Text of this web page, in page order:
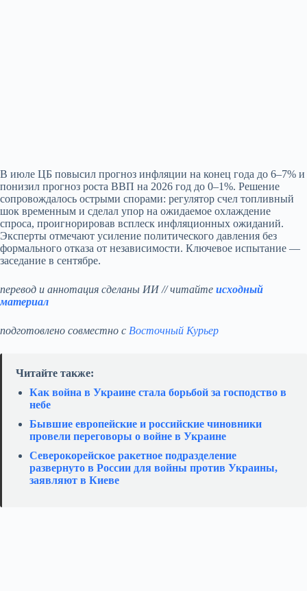
В июле ЦБ повысил прогноз инфляции на конец года до 6–7% и
понизил прогноз роста ВВП на 2026 год до 0–1%. Решение
сопровождалось острыми спорами: регулятор счел топливный
шок временным и сделал упор на ожидаемое охлаждение
спроса, проигнорировав всплеск инфляционных ожиданий.
Эксперты отмечают усиление политического давления без
формального отказа от независимости. Ключевое испытание —
заседание в сентябре.
перевод и аннотация сделаны ИИ // читайте исходный
материал
подготовлено совместно с Восточный Курьер
Читайте также:
Как война в Украине стала борьбой за господство в
небе
Бывшие европейские и российские чиновники
провели переговоры о войне в Украине
Северокорейское ракетное подразделение
развернуто в России для войны против Украины,
заявляют в Киеве